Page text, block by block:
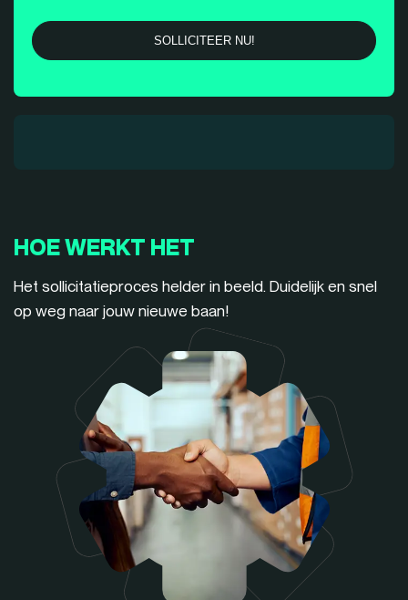
HOE WERKT HET
Het sollicitatieproces helder in beeld. Duidelijk en snel
op weg naar jouw nieuwe baan!